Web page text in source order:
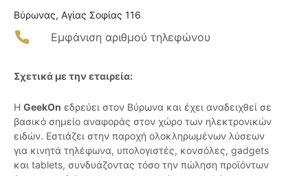
Βύρωνας, Αγίας Σοφίας 116
Εμφάνιση αριθμού τηλεφώνου
Σχετικά με την εταιρεία:
Η GeekOn εδρεύει στον Βύρωνα και έχει αναδειχθεί σε
βασικό σημείο αναφοράς στον χώρο των ηλεκτρονικών
ειδών. Εστιάζει στην παροχή ολοκληρωμένων λύσεων
για κινητά τηλέφωνα, υπολογιστές, κονσόλες, gadgets
και tablets, συνδυάζοντας τόσο την πώληση προϊόντων